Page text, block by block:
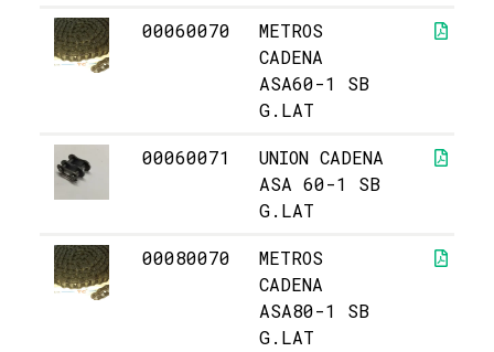
00060070
METROS
CADENA
ASA60-1 SB
G.LAT
00060071
UNION CADENA
ASA 60-1 SB
G.LAT
00080070
METROS
CADENA
ASA80-1 SB
G.LAT